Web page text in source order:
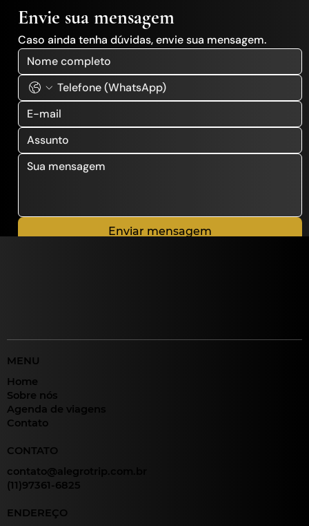
Envie sua mensagem
Caso ainda tenha dúvidas, envie sua mensagem.
Enviar mensagem
MENU
Home
Sobre nós
Agenda de viagens
Contato
CONTATO
contato@alegrotrip.com.br
(11)97361-6825
ENDEREÇO